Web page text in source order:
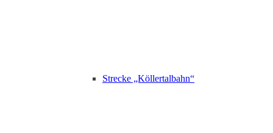
Strecke „Köllertalbahn“